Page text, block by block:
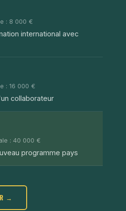
: 8 000 €
international avec
: 16 000 €
collaborateur
: 40 000 €
programme pays
→